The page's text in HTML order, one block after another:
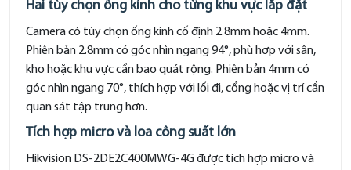
Hai tùy chọn ống kính cho từng khu vực lắp đặt
Camera có tùy chọn ống kính cố định 2.8mm hoặc 4mm.
Phiên bản 2.8mm có góc nhìn ngang 94°, phù hợp với sân,
kho hoặc khu vực cần bao quát rộng. Phiên bản 4mm có
góc nhìn ngang 70°, thích hợp với lối đi, cổng hoặc vị trí cần
quan sát tập trung hơn.
Tích hợp micro và loa công suất lớn
Hikvision DS-2DE2C400MWG-4G được tích hợp micro và